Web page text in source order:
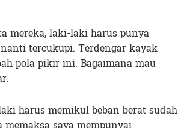
mereka, laki-laki harus punya
tercukupi. Terdengar kayak
pola pikir ini. Bagaimana mau
harus memikul beban berat sudah